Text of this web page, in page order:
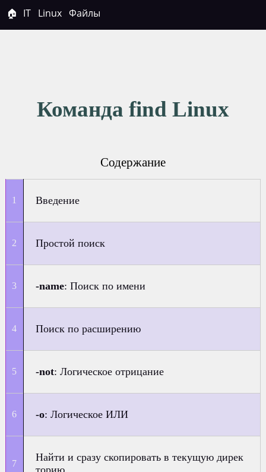
🏠 IT Linux Файлы
Команда find Linux
Содержание
Введение
Простой поиск
-name: Поиск по имени
Поиск по расширению
-not: Логическое отрицание
-o: Логическое ИЛИ
Найти и сразу скопировать в текущую дирек
торию